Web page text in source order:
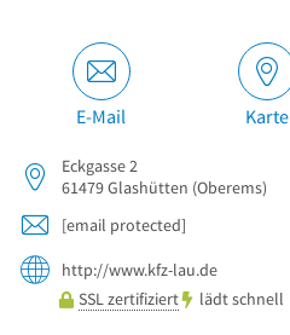
E-Mail Karte
Eckgasse 2
61479Glashütten (Oberems)
[email protected]
http://www.kfz-lau.de
SSL zertifiziert
lädt schnell